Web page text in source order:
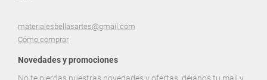
materialesbellasartes@gmail.com
Cómo comprar
Novedades y promociones
No te pierdas nuestras novedades y ofertas, déjanos tu mail y